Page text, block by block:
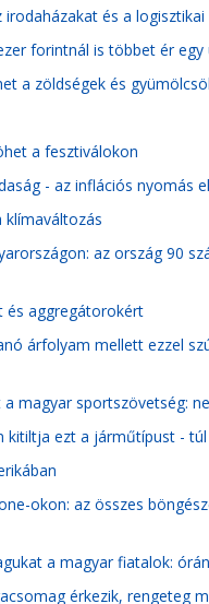
irodaházakat és a
forintnál is többet ér
a zöldségek és
a fesztiválokon
- az inflációs nyomás
klímaváltozás
az ország 90
és aggregátorokért
árfolyam mellett ezzel
magyar sportszövetség:
kitiltja ezt a járműtípust -
okon: az összes
a magyar fiatalok:
érkezik, rengeteg